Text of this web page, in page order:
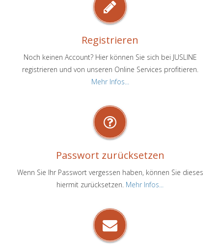
Registrieren
Noch keinen Account? Hier können Sie sich bei JUSLINE
registrieren und von unseren Online Services profitieren.
Mehr Infos...
Passwort zurücksetzen
Wenn Sie Ihr Passwort vergessen haben, können Sie dieses
hiermit zurücksetzen. Mehr Infos...